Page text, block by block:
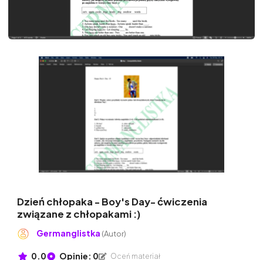
Dzień chłopaka - Boy's Day- ćwiczenia
związane z chłopakami :)
Germanglistka (Autor)
0.0 Opinie: 0 Oceń materiał